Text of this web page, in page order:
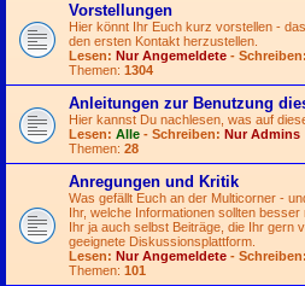
Vorstellungen
Hier könnt Ihr Euch kurz vorstellen -
den ersten Kontakt herzustellen.
Lesen: Nur Angemeldete - Schreiben:
Themen: 1304
Anleitungen zur Benutzung
Hier kannst Du nachlesen, was auf
Lesen: Alle - Schreiben: Nur Admins
Themen: 28
Anregungen und Kritik
Was gefällt Euch an der Multicorner -
Ihr, welche Informationen sollten
Ihr ja auch selbst Beiträge, die Ihr gern
geeignete Diskussionsplattform.
Lesen: Nur Angemeldete - Schreiben:
Themen: 101